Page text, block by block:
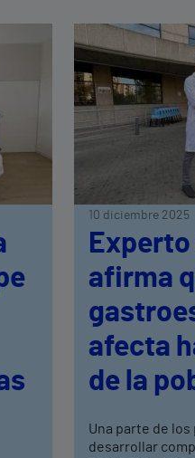
10 diciembre 2025
afirma
afecta
de la
Una parte de
desarrollar